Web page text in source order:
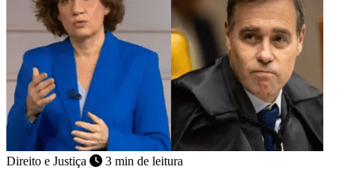
Direito e Justiça 3 min de leitura